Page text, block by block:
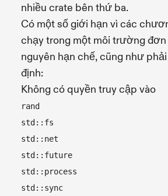
nhiều crate bên thứ ba.
Có một số giới hạn vì các
chạy trong một môi trường
nguyên hạn chế, cũng như
định:
Không có quyền truy cập vào
rand
std::fs
std::net
std::future
std::process
std::sync